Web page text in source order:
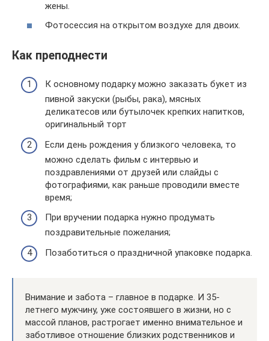
жены.
Фотосессия на открытом воздухе для двоих.
Как преподнести
К основному подарку можно заказать букет из
пивной закуски (рыбы, рака), мясных
деликатесов или бутылочек крепких напитков,
оригинальный торт
Если день рождения у близкого человека, то
можно сделать фильм с интервью и
поздравлениями от друзей или слайды с
фотографиями, как раньше проводили вместе
время;
При вручении подарка нужно продумать
поздравительные пожелания;
Позаботиться о праздничной упаковке подарка.
Внимание и забота – главное в подарке. И 35-
летнего мужчину, уже состоявшего в жизни, но с
массой планов, растрогает именно внимательное и
заботливое отношение близких родственников и